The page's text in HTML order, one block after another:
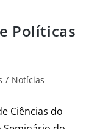
Políticas
/ Notícias
Ciências do